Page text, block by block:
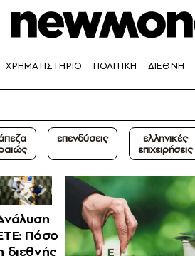
ΧΡΗΜΑΤΙΣΤΗΡΙΟ ΠΟΛΙΤΙΚΗ ΔΙΕΘΝΗ
επενδύσεις
ελληνικές
επιχειρήσεις
Πόσο
διεθνής